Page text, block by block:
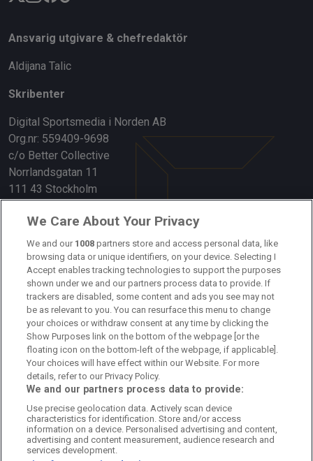
Ansvarig utgivare & chefredaktör
Aldijana Talic
Skribenter
Digital Sportsmedia i Norden AB
Org.nr: 559409-9698
c/o Better Collective
Norrlandsgatan 11
111 43 Stockholm
Länkar
Om oss
Kontakta oss
Kundtjänst
Sponsor: Rekatochklart
Annonsera på Fotbolldirekt
Redaktionell policy
Personuppgiftspolicy
Cookiepolicy
We Care About Your Privacy
We and our 1008 partners store and access personal data, like
browsing data or unique identifiers, on your device. Selecting I
Accept enables tracking technologies to support the purposes
shown under we and our partners process data to provide. If
trackers are disabled, some content and ads you see may not
be as relevant to you. You can resurface this menu to change
your choices or withdraw consent at any time by clicking the
Show Purposes link on the bottom of the webpage [or the
floating icon on the bottom-left of the webpage, if applicable].
Your choices will have effect within our Website. For more
details, refer to our Privacy Policy.
We and our partners process data to provide:
Use precise geolocation data. Actively scan device
characteristics for identification. Store and/or access
information on a device. Personalised advertising and content,
advertising and content measurement, audience research and
services development.